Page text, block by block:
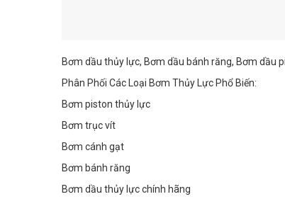
Bơm dầu thủy lực, Bơm dầu bánh răng, Bơm dầu
Phân Phối Các Loại Bơm Thủy Lực Phổ Biến:
Bơm piston thủy lực
Bơm trục vít
Bơm cánh gạt
Bơm bánh răng
Bơm dầu thủy lực chính hãng